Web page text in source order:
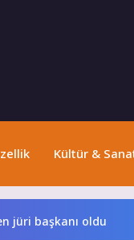
Kültür &
oldu